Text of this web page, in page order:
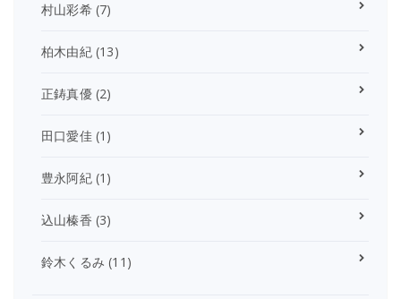
村山彩希(7)
柏木由紀(13)
正鋳真優(2)
田口愛佳(1)
豊永阿紀(1)
込山榛香 (3)
鈴木くるみ (11)